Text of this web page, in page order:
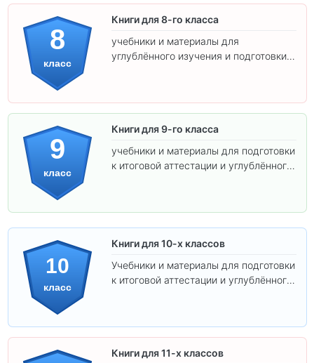
8
класс
Книги для 8-го класса
учебники и материалы для
углублённого изучения и подготовки к
9
класс
Книги для 9-го класса
учебники и материалы для подготовки
к итоговой аттестации и углублённого
10
класс
Книги для 10-х классов
Учебники и материалы для подготовки
к итоговой аттестации и углублённого
Книги для 11-х классов